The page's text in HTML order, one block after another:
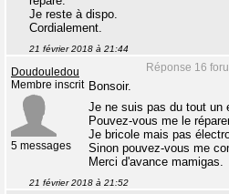
Je reste à dispo.
Cordialement.
21 février 2018 à 21:44
Réponse 16
Doudouledou
Membre inscrit
5 messages
Bonsoir.
Je ne suis pas du tout un
Pouvez-vous me le
Je bricole mais pas
Sinon pouvez-vous me
Merci d'avance mamigas.
21 février 2018 à 21:52